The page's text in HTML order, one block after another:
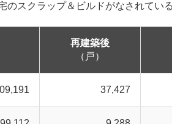
スクラップ＆ビルドがなされている
再建築後
（戸）
37,427